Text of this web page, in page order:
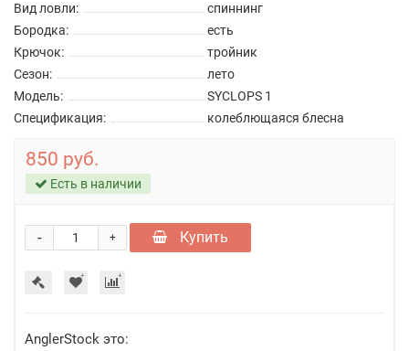
Вид ловли:
спиннинг
Бородка:
есть
Крючок:
тройник
Сезон:
лето
Модель:
SYCLOPS 1
Спецификация:
колеблющаяся блесна
850 руб.
Есть в наличии
+
- Купить
AnglerStock это: